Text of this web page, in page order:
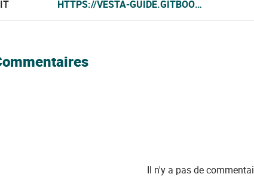
IT HTTPS://VESTA-GUIDE.GITBOOK.IO/
commentaires
Il n'y a pas de